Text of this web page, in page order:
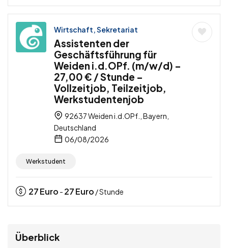
Wirtschaft, Sekretariat
Assistenten der
Geschäftsführung für
Weiden i.d.OPf. (m/w/d) –
27,00 € / Stunde –
Vollzeitjob, Teilzeitjob,
Werkstudentenjob
92637 Weiden i.d.OPf., Bayern,
Deutschland
06/08/2026
Werkstudent
27Euro - 27Euro / Stunde
Überblick